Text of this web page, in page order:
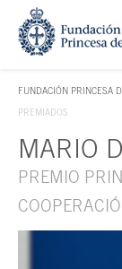
Saltar navegación.
FUNDACIÓN PRINCESA
TECLA DE ACCESO 1
PREMIADOS
Contenido principal
MARIO
PREMIO